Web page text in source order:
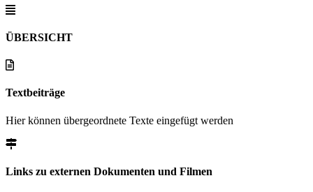
ÜBERSICHT
Textbeiträge
Hier können übergeordnete Texte eingefügt werden
Links zu externen Dokumenten und Filmen